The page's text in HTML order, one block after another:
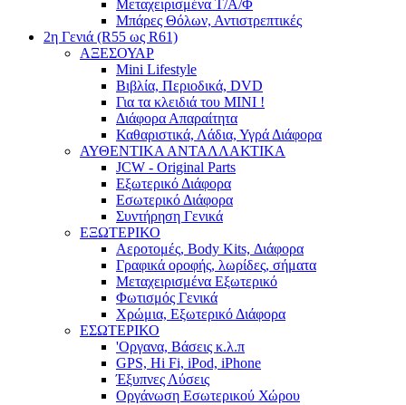
Μεταχειρισμένα Τ/Α/Φ
Μπάρες Θόλων, Αντιστρεπτικές
2η Γενιά (R55 ως R61)
ΑΞΕΣΟΥΑΡ
Mini Lifestyle
Βιβλία, Περιοδικά, DVD
Για τα κλειδιά του MINI !
Διάφορα Απαραίτητα
Καθαριστικά, Λάδια, Υγρά Διάφορα
ΑΥΘΕΝΤΙΚΑ ΑΝΤΑΛΛΑΚΤΙΚΑ
JCW - Original Parts
Εξωτερικό Διάφορα
Εσωτερικό Διάφορα
Συντήρηση Γενικά
ΕΞΩΤΕΡΙΚΟ
Αεροτομές, Body Kits, Διάφορα
Γραφικά οροφής, λωρίδες, σήματα
Μεταχειρισμένα Εξωτερικό
Φωτισμός Γενικά
Χρώμια, Εξωτερικό Διάφορα
ΕΣΩΤΕΡΙΚΟ
'Οργανα, Βάσεις κ.λ.π
GPS, Hi Fi, iPod, iPhone
Έξυπνες Λύσεις
Οργάνωση Εσωτερικού Χώρου